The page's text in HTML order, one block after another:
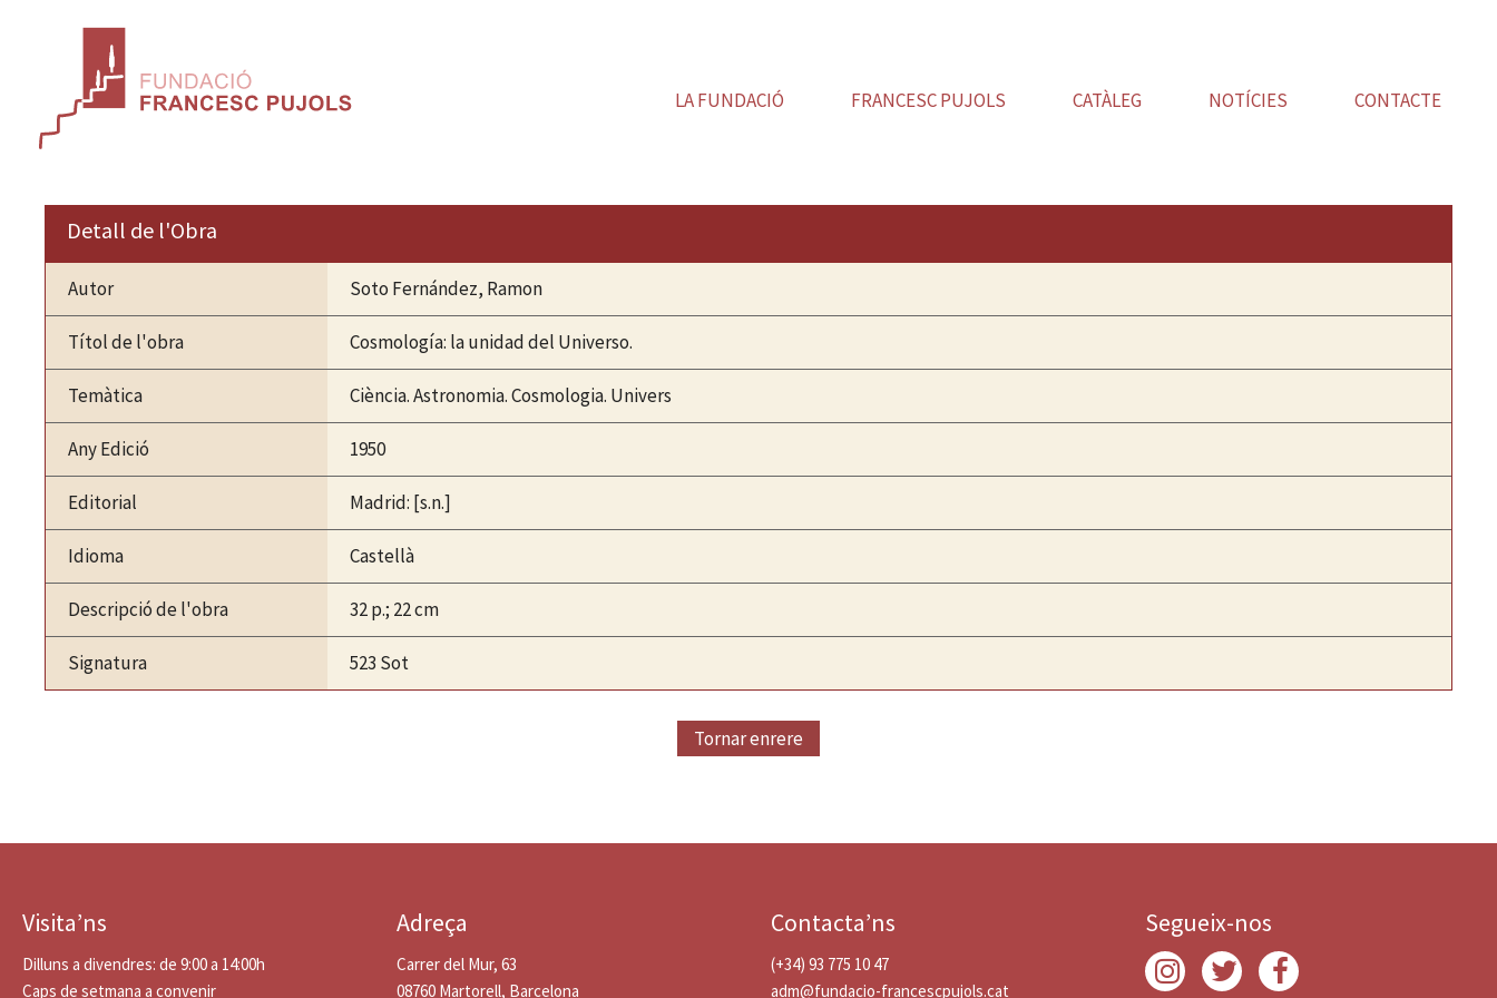
LA FUNDACIÓ
FRANCESC PUJOLS CATÀLEG NOTÍCIES CONTACTE
Detall de l'Obra
Autor Soto Fernández, Ramon
Títol de l'obra Cosmología: la unidad del Universo.
Temàtica Ciència. Astronomia. Cosmologia. Univers
Any Edició 1950
Editorial Madrid: [s.n.]
Idioma Castellà
Descripció de l'obra 32 p.; 22 cm
Signatura 523 Sot
Tornar enrere
Visita’ns
Dilluns a divendres: de 9:00 a 14:00h
Caps de setmana a convenir
Adreça
Carrer del Mur, 63
08760 Martorell, Barcelona
Contacta’ns
(+34) 93 775 10 47
adm@fundacio-francescpujols.cat
Segueix-nos